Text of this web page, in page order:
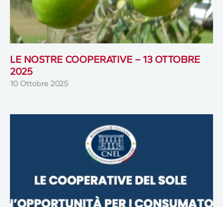
LE NOSTRE COOPERATIVE – 13 OTTOBRE
2025
10 Ottobre 2025